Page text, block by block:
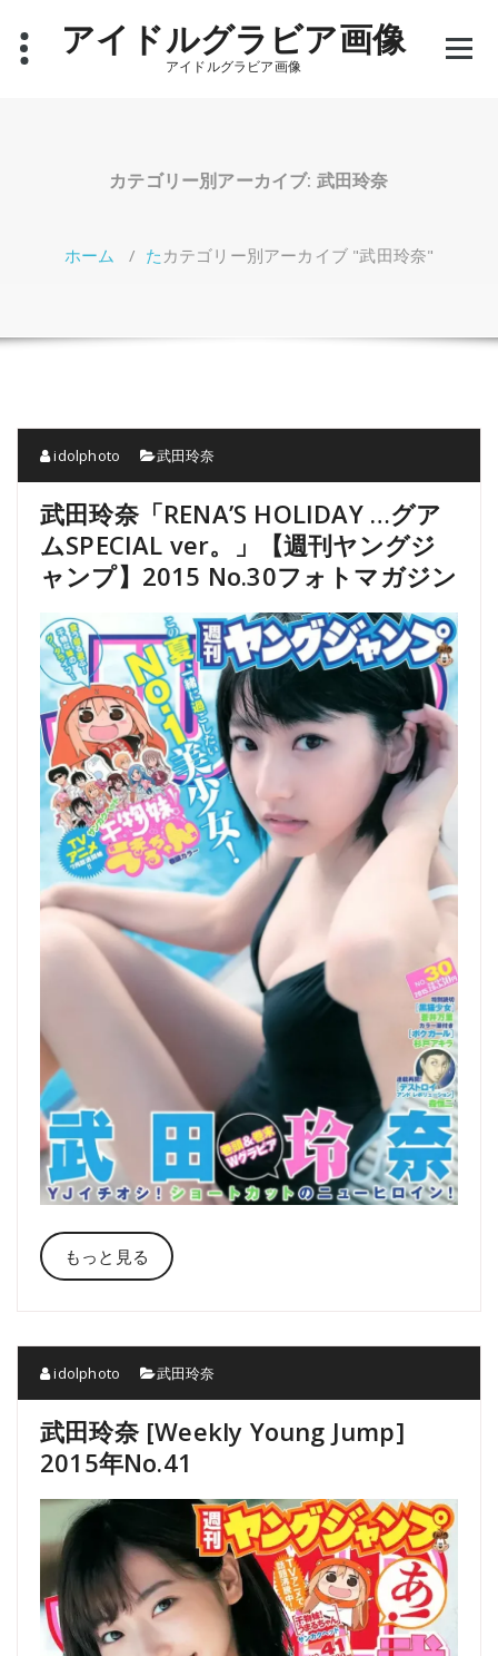
アイドルグラビア画像
アイドルグラビア画像
カテゴリー別アーカイブ: 武田玲奈
ホーム / た カテゴリー別アーカイブ "武田玲奈"
idolphoto 武田玲奈
武田玲奈「RENA’S HOLIDAY …グア
ムSPECIAL ver。」【週刊ヤングジ
ャンプ】2015 No.30フォトマガジン
もっと見る
idolphoto 武田玲奈
武田玲奈 [Weekly Young Jump]
2015年No.41